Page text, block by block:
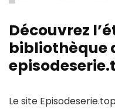
Découvrez
bibliothèque
Le site